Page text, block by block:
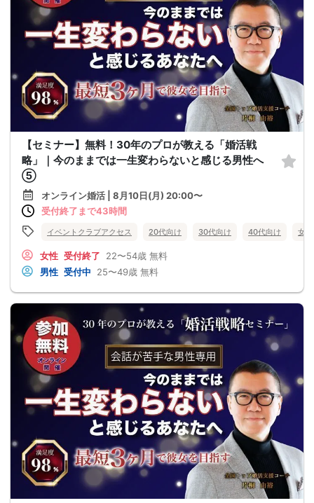
【セミナー】無料！30年のプロが教える「婚活戦
略」｜今のままでは一生変わらないと感じる男性へ
⑤
オンライン婚活 | 8月10日(月) 20:00〜
受付終了まで43時間
イベントクラブアクセス 20代向け 30代向け 40代向け 女
女性 受付終了 22〜54歳 無料
男性 受付中 25〜49歳 無料